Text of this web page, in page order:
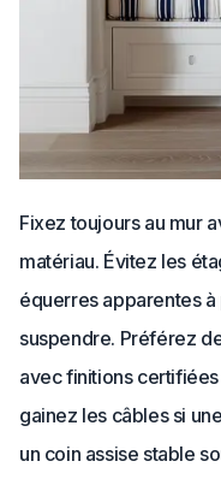
Fixez toujours au mur
matériau. Évitez les
équerres apparentes
suspendre. Préférez
avec finitions
gainez les câbles si
un coin assise stable